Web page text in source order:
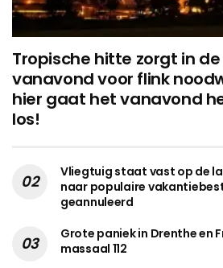
Tropische hitte zorgt in de
vanavond voor flink
hier gaat het vanavond
los!
Vliegtuig staat vast op de
naar populaire
geannuleerd
Grote paniek in Drenthe en
massaal 112